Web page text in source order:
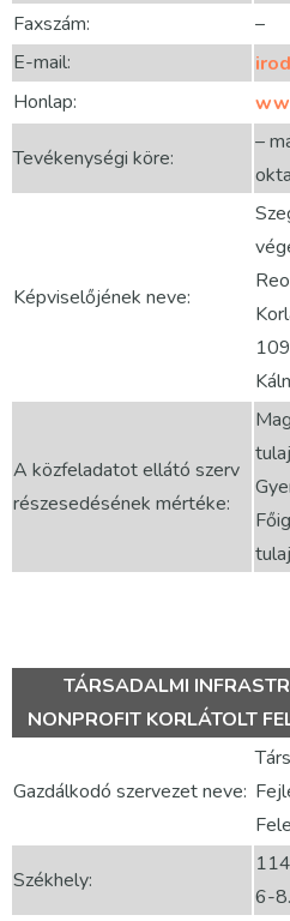
Faxszám:
–
E-mail:
Honlap:
Tevékenységi köre:
–
Képviselőjének neve:
A közfeladatot ellátó szerv
részesedésének mértéke:
TÁRSADALMI
NONPROFIT KORLÁTOLT
Gazdálkodó szervezet neve:
Székhely:
6-8.